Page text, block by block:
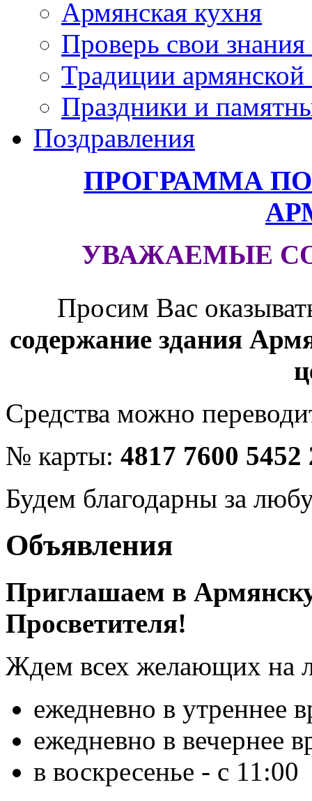
Армянская кухня
Проверь свои
Традиции армянской
Праздники и
Поздравления
ПРОГРАММА
УВАЖАЕМЫЕ
Просим Вас
содержание здания
Средства можно
№ карты: 4817 7600 5452
Будем благодарны за
Объявления
Приглашаем в
Просветителя!
Ждем всех желающих на
ежедневно в утреннее
ежедневно в вечернее
в воскресенье - с 11:00